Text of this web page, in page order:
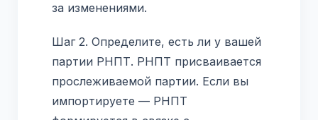
за изменениями.
Шаг 2. Определите, есть ли у вашей
партии РНПТ. РНПТ присваивается
прослеживаемой партии. Если вы
импортируете — РНПТ